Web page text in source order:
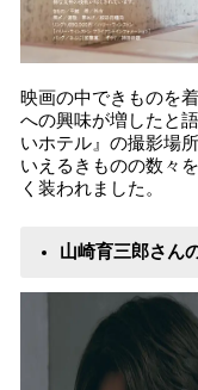
映画の中できものを
への興味が増したと
いホテル』の撮影場
いえるきものの数々
く装われました。
山崎育三郎さん